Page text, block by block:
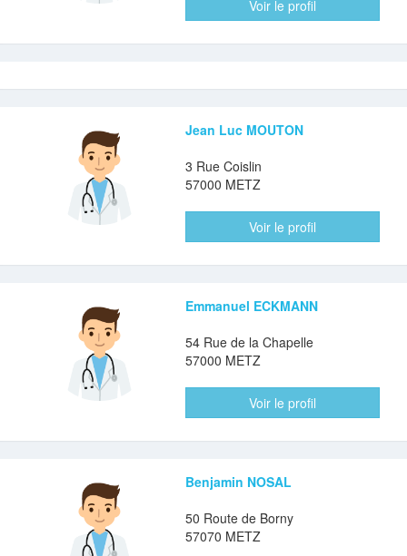
Voir le profil
Jean Luc MOUTON
3 Rue Coislin
57000 METZ
Voir le profil
Emmanuel ECKMANN
54 Rue de la Chapelle
57000 METZ
Voir le profil
Benjamin NOSAL
50 Route de Borny
57070 METZ